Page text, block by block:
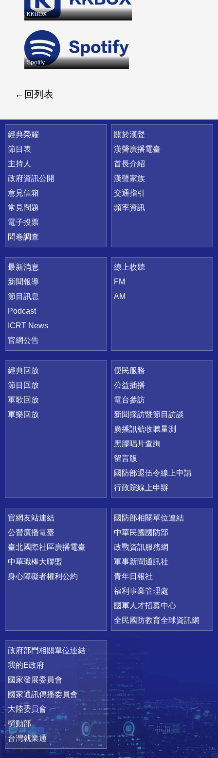
KKBOX
Spotify
回列表
快速連結
經典榮耀
節目表
主持人
政府資訊公開
意見信箱
常見問題
電子投票
問卷調查
關於漢聲
漢聲廣播電臺
首長介紹
漢聲家族
交通指引
頻率資訊
最新消息
新聞報導
節目訊息
Podcast
ICRT News
官網公告
線上收聽
FM
AM
經典回放
節目回放
軍歌回放
軍樂回放
便民服務
公益插播
電台參訪
新聞採訪暨節目訪談
廣播訊號收聽量測
黑膠唱片查詢
留言版
國防部退伍令線上申請
行政院線上申辦
官網友站連結
公營廣播電臺
臺北國際社區廣播電臺
中華職棒大聯盟
身心障礙者權利公約
國防部相關單位連結
中華民國國防部
政戰資訊服務網
軍事新聞通訊社
青年日報社
福利事業管理處
國軍人才招募中心
全民國防教育全球資訊網
政府部門相關單位連結
我的E政府
國家發展委員會
國家通訊傳播委員會
大陸委員會
勞動部
台灣就業通